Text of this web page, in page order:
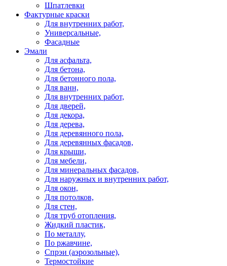
Шпатлевки
Фактурные краски
Для внутренних работ,
Универсальные,
Фасадные
Эмали
Для асфальта,
Для бетона,
Для бетонного пола,
Для ванн,
Для внутренних работ,
Для дверей,
Для декора,
Для дерева,
Для деревянного пола,
Для деревянных фасадов,
Для крыши,
Для мебели,
Для минеральных фасадов,
Для наружных и внутренних работ,
Для окон,
Для потолков,
Для стен,
Для труб отопления,
Жидкий пластик,
По металлу,
По ржавчине,
Спрэи (аэрозольные),
Термостойкие